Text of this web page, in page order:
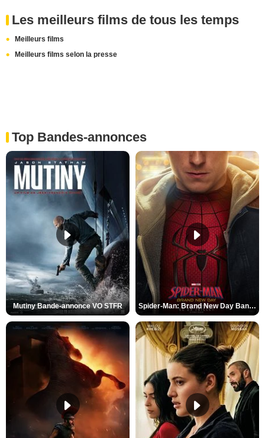
Les meilleurs films de tous les temps
Meilleurs films
Meilleurs films selon la presse
Top Bandes-annonces
Mutiny Bande-annonce VO STFR Spider-Man: Brand New Day Bande-annonce VO STFR